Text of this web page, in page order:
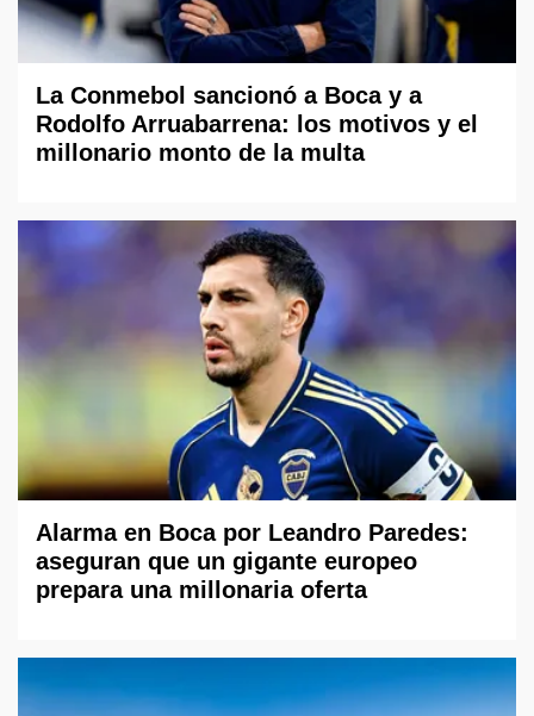
La Conmebol sancionó a Boca y a
Rodolfo Arruabarrena: los motivos y el
millonario monto de la multa
Alarma en Boca por Leandro Paredes:
aseguran que un gigante europeo
prepara una millonaria oferta